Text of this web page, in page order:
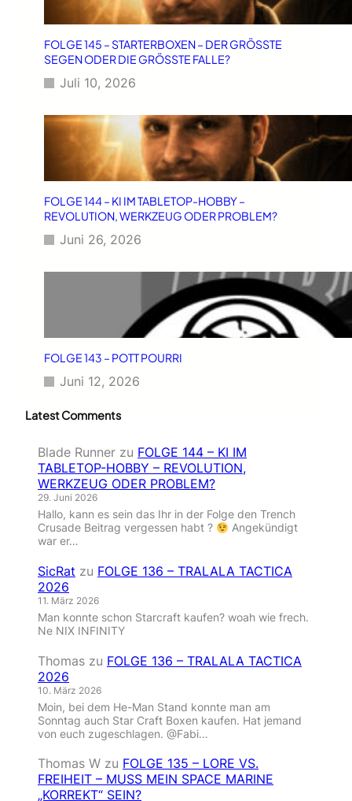
FOLGE 145 – STARTERBOXEN – DER GRÖSSTE
SEGEN ODER DIE GRÖSSTE FALLE?
Juli 10, 2026
FOLGE 144 – KI IM TABLETOP-HOBBY –
REVOLUTION, WERKZEUG ODER PROBLEM?
Juni 26, 2026
FOLGE 143 – POTT POURRI
Juni 12, 2026
Latest Comments
Blade Runner zu FOLGE 144 – KI IM
TABLETOP-HOBBY – REVOLUTION,
WERKZEUG ODER PROBLEM?
29. Juni 2026
Hallo, kann es sein das Ihr in der Folge den Trench
Crusade Beitrag vergessen habt ?
Angekündigt
war er…
SicRat zu FOLGE 136 – TRALALA TACTICA
2026
11. März 2026
Man konnte schon Starcraft kaufen? woah wie frech.
Ne NIX INFINITY
Thomas zu FOLGE 136 – TRALALA TACTICA
2026
10. März 2026
Moin, bei dem He-Man Stand konnte man am
Sonntag auch Star Craft Boxen kaufen. Hat jemand
von euch zugeschlagen. @Fabi…
Thomas W zu FOLGE 135 – LORE VS.
FREIHEIT – MUSS MEIN SPACE MARINE
„KORREKT“ SEIN?